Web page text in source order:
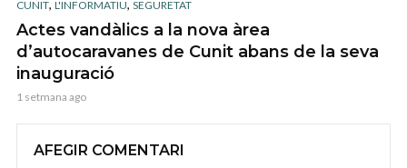
CUNIT, L'INFORMATIU, SEGURETAT
Actes vandàlics a la nova àrea
d’autocaravanes de Cunit abans de la seva
inauguració
1 setmana ago
AFEGIR COMENTARI